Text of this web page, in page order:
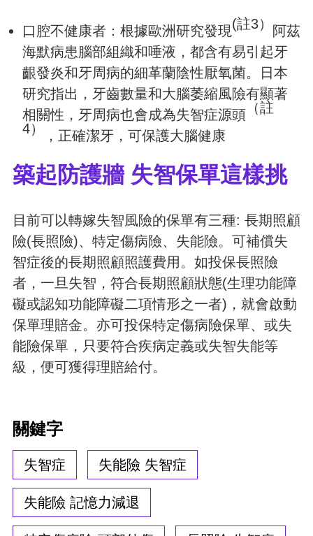
口腔不健康者：根據歐洲研究發現(註3） 阿茲
海默病患腦部組織和唾液，都含有易引起牙
齦發炎和牙周病的細革蘭陰性厭氧菌。日本
研究指出，牙齒數量和大腦萎縮風險有顯著
相關性，牙周病也會成為失智症源頭（註
4）
，正確潔牙，可保護大腦健康
築起防護牆 失智保單這樣挑
目前可以轉嫁失智風險的保單有三種: 長期照顧
險(長照險)、特定傷病險、失能險。可補償失
智症後的長期照顧照護費用。如投保長照險
者，一旦失智，符合長期照顧狀態(生理功能障
礙或認知功能障礙二項情形之一者)，就會啟動
保單理賠金。亦可投保特定傷病險保單、或失
能險保單，只要符合疾病定義或失智失能等
級，便可獲得理賠給付。
關鍵字
失智症 失能險 失智症
失能險 記憶力減退